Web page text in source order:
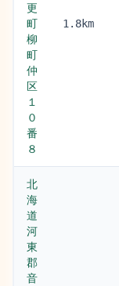
更
町
柳
町
仲
区
１
０
番
８
1.8km
北
海
道
河
東
郡
音